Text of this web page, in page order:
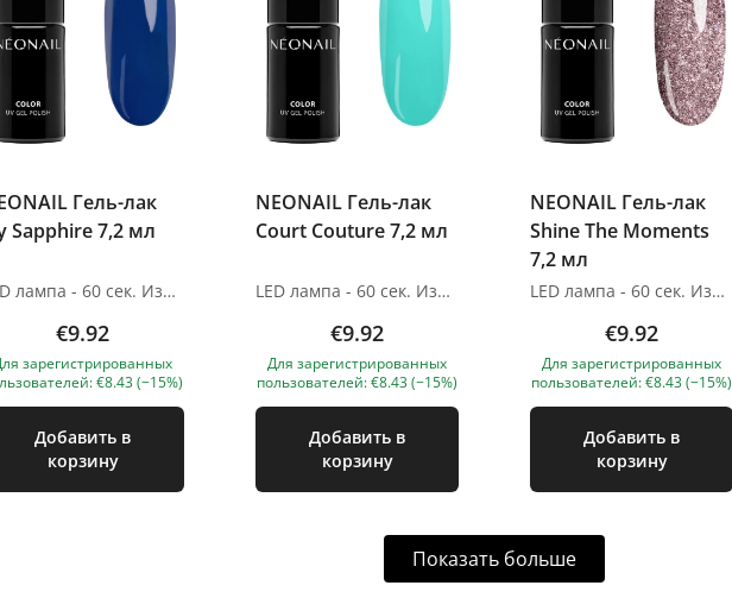
Гель-лак
Sapphire 7,2 мл
LED лампа - 60 сек. Изображения продуктов носят иллюстративный характер. Если у вас есть какие-либо вопросы, мы всегда ждем вашего письма nanatallinn@gmail.com
€9.92
зарегистрированных
€8.43 (−15%)
Добавить в
корзину
NEONAIL Гель-лак
Court Couture 7,2 мл
LED лампа - 60 сек. Изображения продуктов носят иллюстративный характер. Если у вас есть какие-либо вопросы, мы всегда ждем вашего письма nanatallinn@gmail.com
€9.92
Для зарегистрированных
пользователей: €8.43 (−15%)
Добавить в
корзину
NEONAIL Гель-лак
Shine The Moments
7,2 мл
LED лампа - 60 сек. Изображения продуктов носят иллюстративный характер. Если у вас есть какие-либо вопросы, мы всегда ждем вашего письма nanatallinn@gmail.com
€9.92
Для зарегистрированных
пользователей: €8.43 (−15%)
Добавить в
корзину
Показать больше